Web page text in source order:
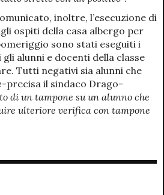
inoltre, l’esecuzione di
ospiti della casa albergo per
sono stati eseguiti i
alunni e docenti della classe
Tutti negativi sia alunni che
-precisa il sindaco Drago-
di un tampone su un alunno che
ulteriore verifica con tampone